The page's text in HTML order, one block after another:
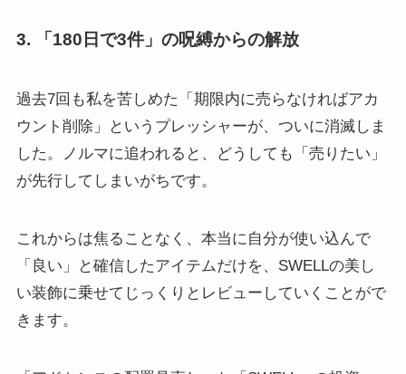
3. 「180日で3件」の呪縛からの解放
過去7回も私を苦しめた「期限内に売らなければアカ
ウント削除」というプレッシャーが、ついに消滅しま
した。ノルマに追われると、どうしても「売りたい」
が先行してしまいがちです。
これからは焦ることなく、本当に自分が使い込んで
「良い」と確信したアイテムだけを、SWELLの美し
い装飾に乗せてじっくりとレビューしていくことがで
きます。